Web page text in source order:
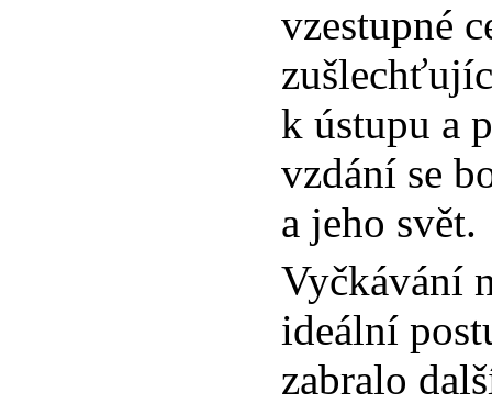
vzestupné
k ústupu a
vzdání se
a jeho svět.
Vyčkávání
ideální
zabralo